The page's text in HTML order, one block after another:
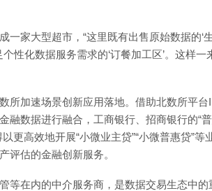
一家大型超市，“这里既有出售原始数据的‘
个性化数据服务需求的‘订餐加工区’。这样
所加速场景创新应用落地。借助北数所平
融数据进行融合，工商银行、招商银行的“
更高效地开展“小微业主贷”“小微普惠贷”等
评估的金融创新服务。
等在内的中介服务商，是数据交易生态中